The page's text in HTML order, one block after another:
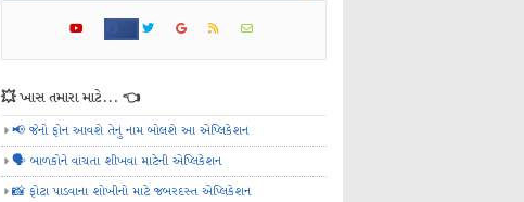
💥 ખાસ તમારા માટે... 👈
📢 જેનો ફોન આવશે તેનું નામ બોલશે આ એપ્લિકેશન
🗣️ બાળકોને વાંચતા શીખવા માટેની એપ્લિકેશન
📸 ફોટા પાડવાના શોખીનો માટે જબરદસ્ત એપ્લિકેશન